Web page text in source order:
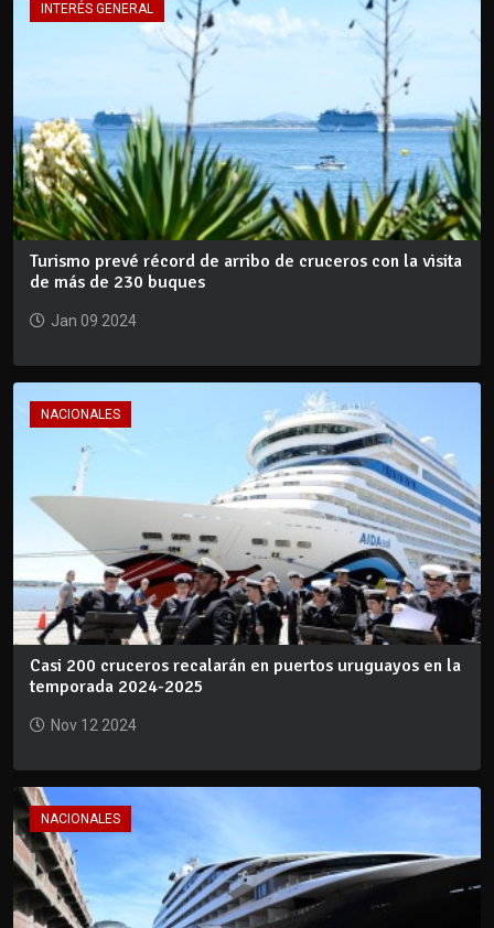
INTERÉS GENERAL
Turismo prevé récord de arribo de cruceros con la visita
de más de 230 buques
Jan 09 2024
NACIONALES
Casi 200 cruceros recalarán en puertos uruguayos en la
temporada 2024-2025
Nov 12 2024
NACIONALES